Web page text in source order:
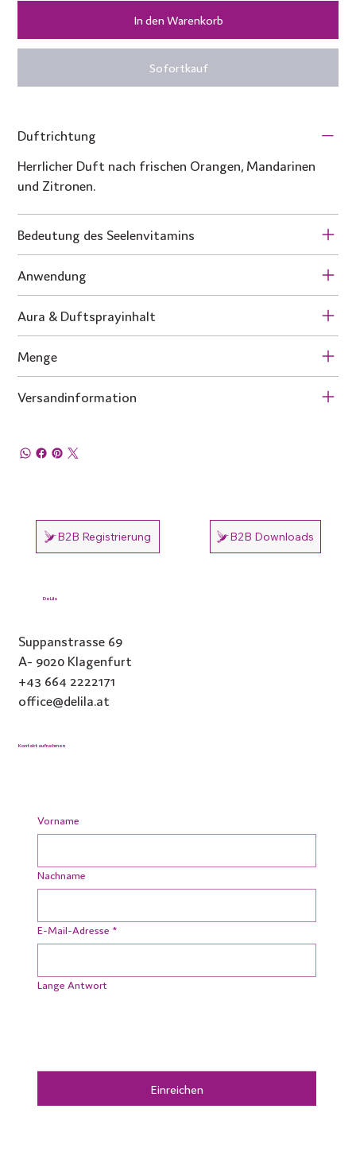
In den Warenkorb
Sofortkauf
Duftrichtung
Herrlicher Duft nach frischen Orangen, Mandarinen
und Zitronen.
Bedeutung des Seelenvitamins
Anwendung
Aura & Duftsprayinhalt
Menge
Versandinformation
B2B Registrierung B2B Downloads
DeLila
Suppanstrasse 69
A- 9020 Klagenfurt
+43 664 2222171
office@delila.at
Kontakt aufnehmen
Vorname
Nachname
E-Mail-Adresse *
Lange Antwort
Einreichen